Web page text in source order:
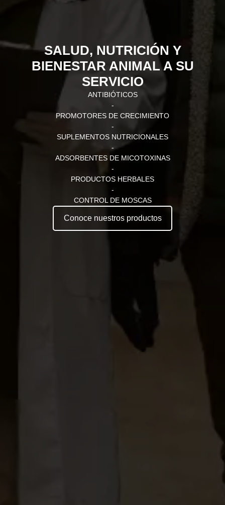
SALUD, NUTRICIÓN Y
BIENESTAR ANIMAL A SU
SERVICIO
ANTIBIÓTICOS
-
PROMOTORES DE CRECIMIENTO
-
SUPLEMENTOS NUTRICIONALES
-
ADSORBENTES DE MICOTOXINAS
-
PRODUCTOS HERBALES
-
CONTROL DE MOSCAS
Conoce nuestros productos